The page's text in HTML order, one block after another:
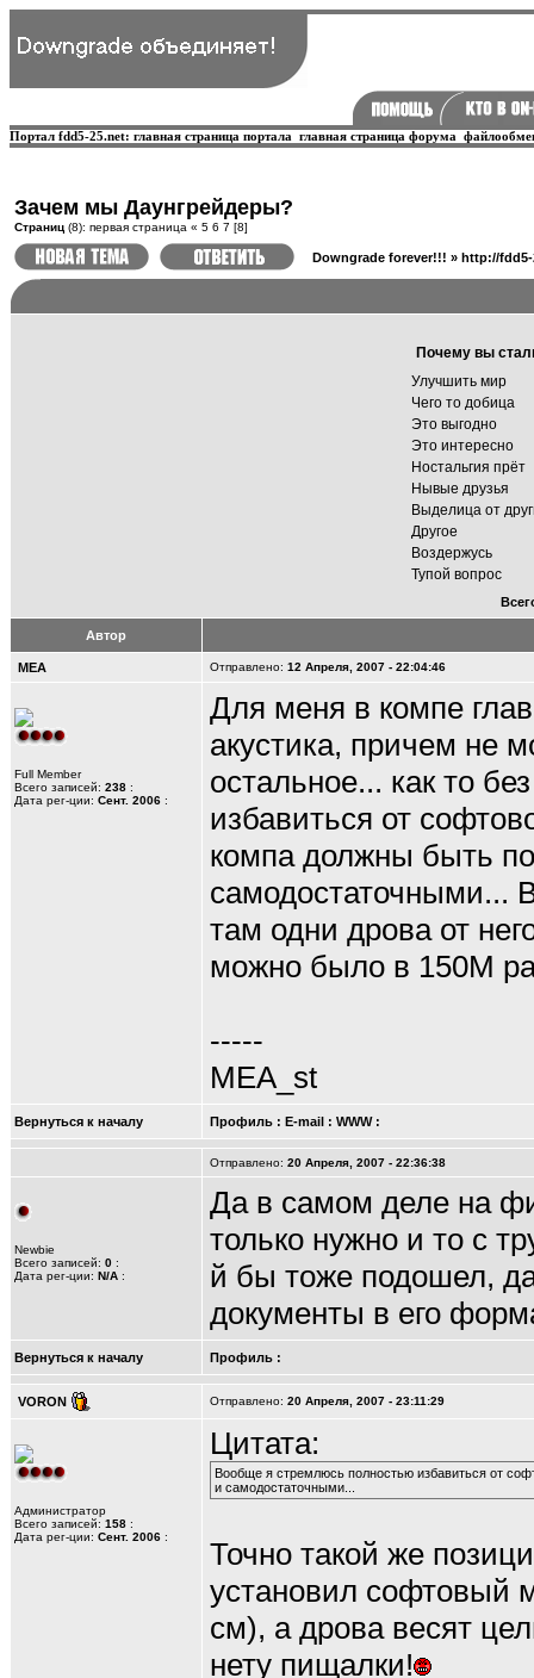
Портал fdd5-25.net: главная страница портала главная страница форума
Зачем мы Даунгрейдеры?
Страниц (8): первая страница « 5 6 7 [8]
Downgrade forever!!! » http://fdd5-
Почему вы
Улучшить мир
Чего то добица
Это выгодно
Это интересно
Ностальгия прёт
Нывые друзья
Выделица от
Другое
Воздержусь
Тупой вопрос
Автор
MEA Отправлено: 12 Апреля, 2007 - 22:04:46
Full Member
Всего записей: 238 :
Дата рег-ции: Сент. 2006 :
Для меня в компе
акустика, причем не
остальное... как то
избавиться от
компа должны быть
самодостаточными...
там одни дрова от
можно было в 150М
-----
MEA_st
Вернуться к началу Профиль : E-mail : WWW:
Отправлено: 20 Апреля, 2007 - 22:36:38
Newbie
Всего записей: 0 :
Дата рег-ции: N/A :
Да в самом деле на
только нужно и то с
й бы тоже подошел,
документы в его
Вернуться к началу Профиль :
VORON Отправлено: 20 Апреля, 2007 - 23:11:29
Администратор
Всего записей: 158 :
Дата рег-ции: Сент. 2006 :
Цитата:
Вообще я стремлюсь полностью избавиться от
и самодостаточными...
Точно такой же
установил софтовый
см), а дрова весят
нету пищалки!